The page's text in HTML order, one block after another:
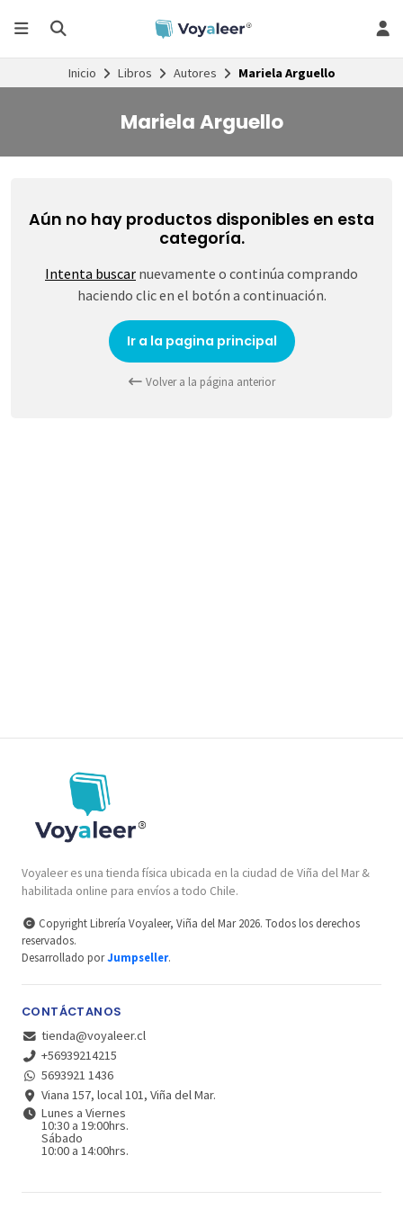
Inicio Libros Autores Mariela Arguello
Mariela Arguello
Aún no hay productos disponibles en esta
categoría.
Intenta buscar nuevamente o continúa comprando
haciendo clic en el botón a continuación.
Ir a la pagina principal
Volver a la página anterior
Voyaleer es una tienda física ubicada en la ciudad de Viña del Mar &
habilitada online para envíos a todo Chile.
Copyright Librería Voyaleer, Viña del Mar 2026. Todos los derechos
reservados.
Desarrollado porJumpseller.
CONTÁCTANOS
tienda@voyaleer.cl
+56939214215
5693921 1436
Viana 157, local 101, Viña del Mar.
Lunes a Viernes
10:30 a 19:00hrs.
Sábado
10:00 a 14:00hrs.